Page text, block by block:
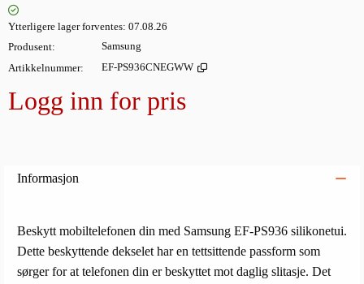
Ytterligere lager forventes 07.08.26
Produsent Samsung
Artikkelnummer EF-PS936CNEGWW
Logg inn for pris
Informasjon
Beskytt mobiltelefonen din med Samsung EF-PS936 silikonetui.
Dette beskyttende dekselet har en tettsittende passform som
sørger for at telefonen din er beskyttet mot daglig slitasje. Det